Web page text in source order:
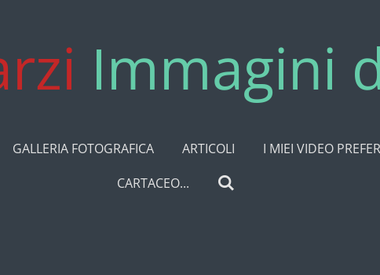
Immagini
GALLERIA FOTOGRAFICA ARTICOLI I MIEI VIDEO
CARTACEO...